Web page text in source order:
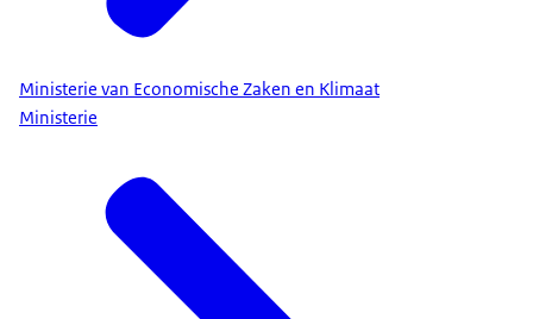
Ministerie van Economische Zaken en Klimaat
Ministerie